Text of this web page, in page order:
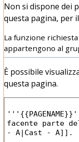
Non si dispone dei
questa pagina, per
La funzione
appartengono al
È possibile
questa pagina.